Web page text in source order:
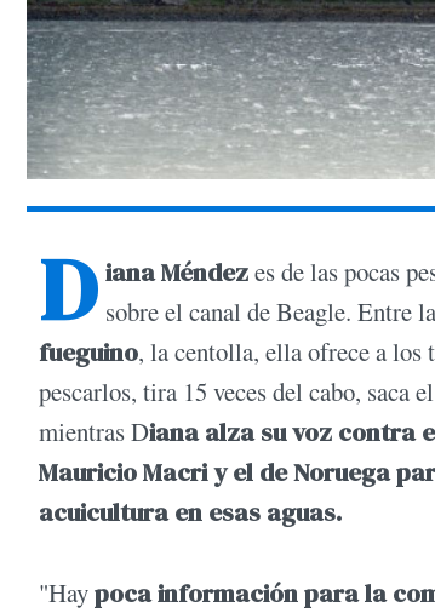
D iana Méndezes de las pocas
sobre el canal de Beagle. Entre
fueguino, la centolla, ella ofrece a los
pescarlos, tira 15 veces del cabo, saca
mientras Diana alza su voz contra
Mauricio Macri y el de Noruega
acuicultura en esas aguas.
"Haypoca información para la